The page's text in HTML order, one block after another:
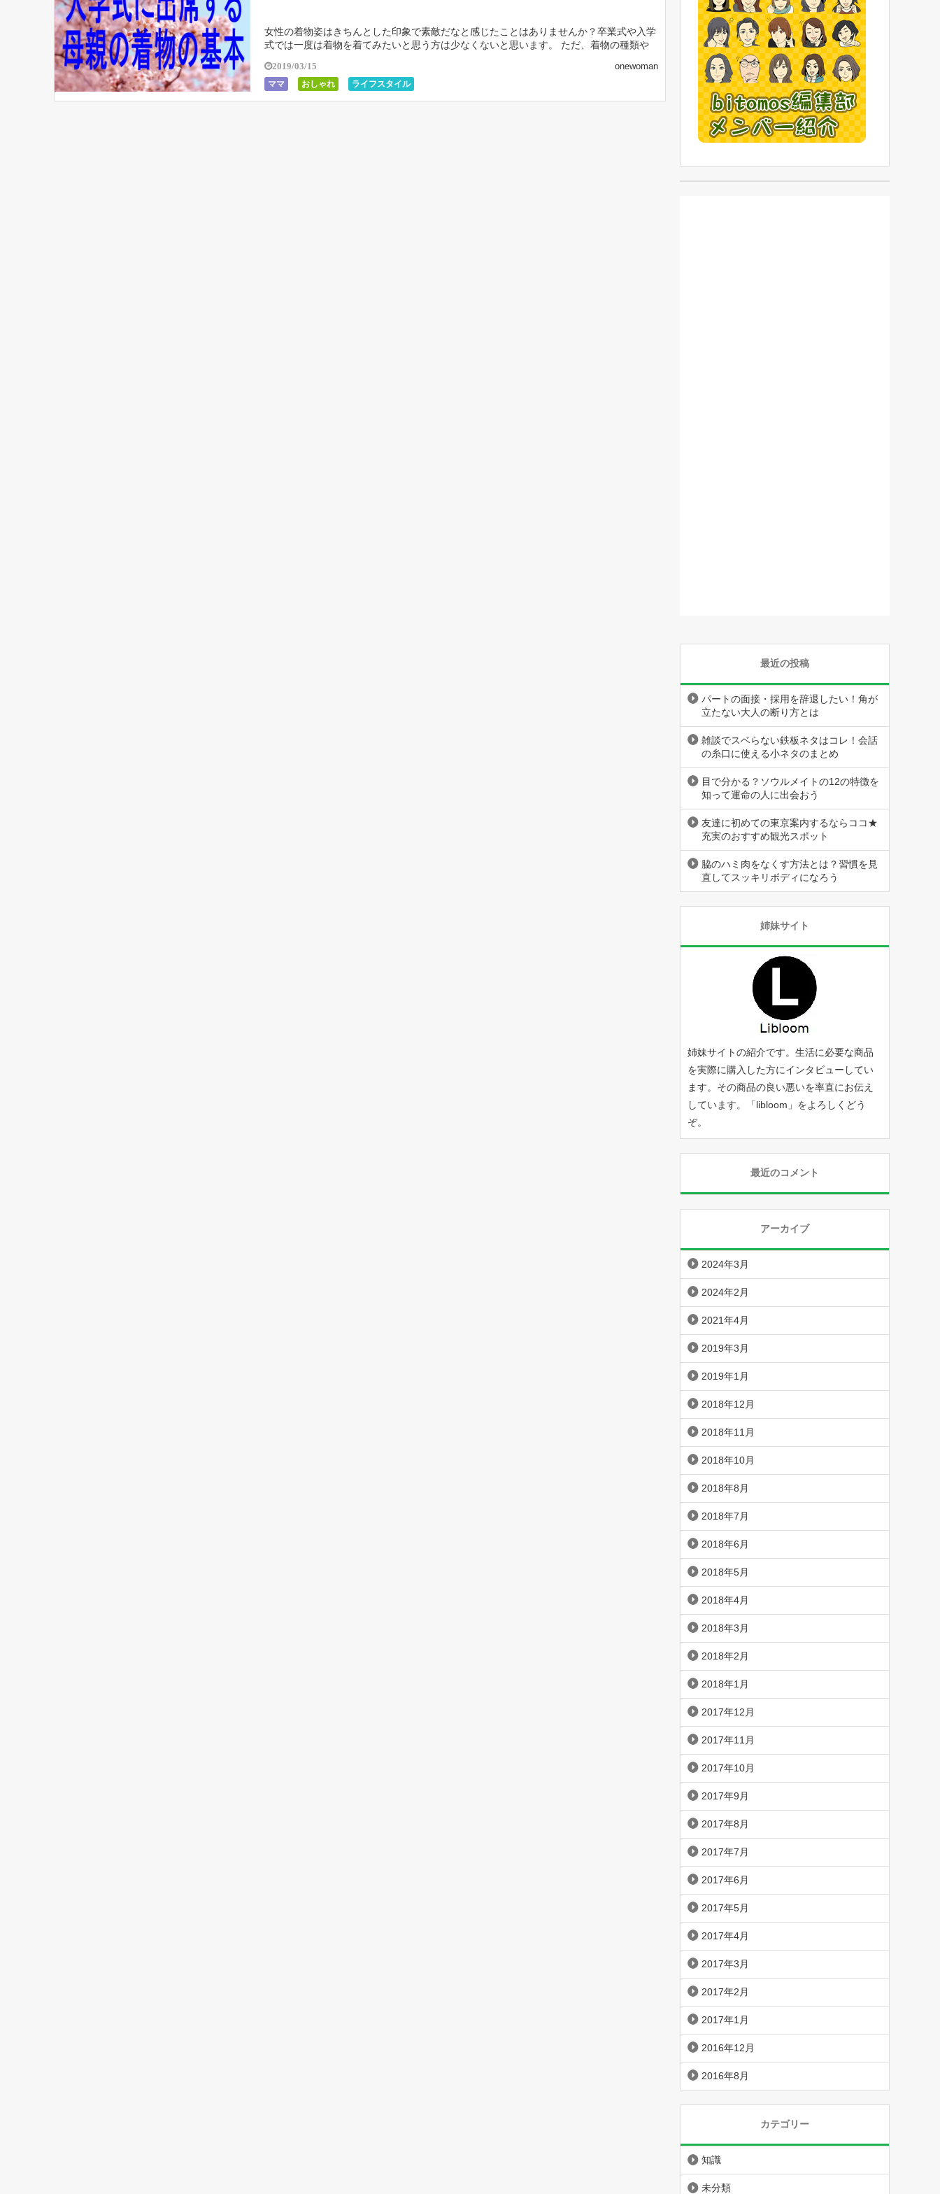
女性の着物姿はきちんとした印象で素敵だなと感じたことはありませんか？卒業式や入学
式では一度は着物を着てみたいと思う方は少なくないと思います。 ただ、着物の種類や
2019/03/15
ママ おしゃれ ライフスタイル
onewoman
最近の投稿
パートの面接・採用を辞退したい！角が
立たない大人の断り方とは
雑談でスベらない鉄板ネタはコレ！会話
の糸口に使える小ネタのまとめ
目で分かる？ソウルメイトの12の特徴を
知って運命の人に出会おう
友達に初めての東京案内するならココ★
充実のおすすめ観光スポット
脇のハミ肉をなくす方法とは？習慣を見
直してスッキリボディになろう
姉妹サイト
姉妹サイトの紹介です。生活に必要な商品
を実際に購入した方にインタビューしてい
ます。その商品の良い悪いを率直にお伝え
しています。「libloom 」をよろしくどう
ぞ。
最近のコメント
アーカイブ
2024年3月
2024年2月
2021年4月
2019年3月
2019年1月
2018年12月
2018年11月
2018年10月
2018年8月
2018年7月
2018年6月
2018年5月
2018年4月
2018年3月
2018年2月
2018年1月
2017年12月
2017年11月
2017年10月
2017年9月
2017年8月
2017年7月
2017年6月
2017年5月
2017年4月
2017年3月
2017年2月
2017年1月
2016年12月
2016年8月
カテゴリー
知識
未分類